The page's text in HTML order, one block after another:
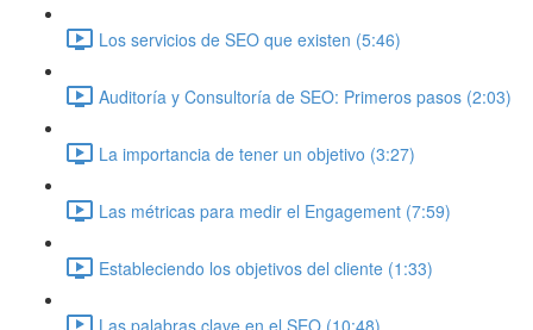
Los servicios de SEO que existen (5:46)
Auditoría y Consultoría de SEO: Primeros pasos (2:03)
La importancia de tener un objetivo (3:27)
Las métricas para medir el Engagement (7:59)
Estableciendo los objetivos del cliente (1:33)
Las palabras clave en el SEO (10:48)